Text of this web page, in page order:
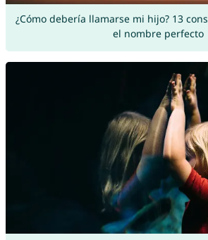
¿Cómo debería llamarse mi hijo? 13
el nombre perfecto